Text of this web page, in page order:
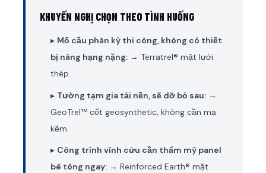
KHUYẾN NGHỊ CHỌN THEO TÌNH HUỐNG
▸ Mố cầu phân kỳ thi công, không có thiết
bị nâng hạng nặng: → Terratrel® mặt lưới
thép.
▸ Tường tạm gia tải nền, sẽ dỡ bỏ sau: →
GeoTrel™ cốt geosynthetic, không cần mạ
kẽm.
▸ Công trình vĩnh cửu cần thẩm mỹ panel
bê tông ngay: → Reinforced Earth® mặt